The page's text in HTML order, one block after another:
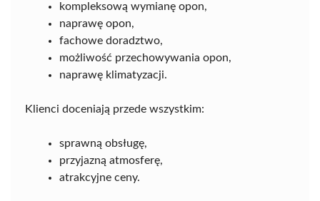
kompleksową wymianę opon,
naprawę opon,
fachowe doradztwo,
możliwość przechowywania opon,
naprawę klimatyzacji.
Klienci doceniają przede wszystkim:
sprawną obsługę,
przyjazną atmosferę,
atrakcyjne ceny.